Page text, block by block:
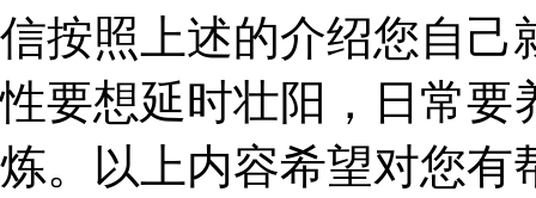
信按照上述的介绍您自己
性要想延时壮阳，日常要
炼。以上内容希望对您有